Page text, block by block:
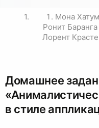
Мона
Ронит
Лорент
Домашнее
в стиле